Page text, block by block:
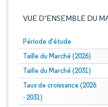
VUE D’ENSEMBLE DU
Période d'étude
Taille du Marché (2026)
Taille du Marché (2031)
Taux de croissance (2026
- 2031)